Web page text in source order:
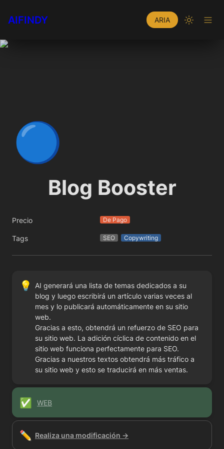
AIFINDY ARIA
🔵
Blog Booster
Precio De Pago
Tags SEO Copywriting
💡
AI generará una lista de temas dedicados a su
blog y luego escribirá un artículo varias veces al
mes y lo publicará automáticamente en su sitio
web.
Gracias a esto, obtendrá un refuerzo de SEO para
su sitio web. La adición cíclica de contenido en el
sitio web funciona perfectamente para SEO.
Gracias a nuestros textos obtendrá más tráfico a
su sitio web y esto se traducirá en más ventas.
✅ WEB
✏️ Realiza una modificación →